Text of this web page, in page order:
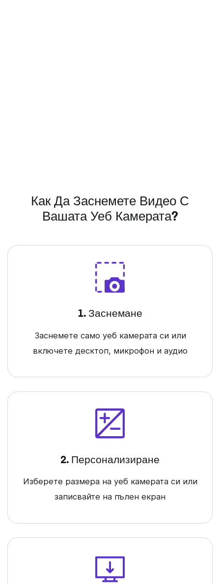
Как Да Заснемете Видео С
Вашата Уеб Камерата?
1. Заснемане
Заснемете само уеб камерата си или
включете десктоп, микрофон и аудио
2. Персонализиране
Изберете размера на уеб камерата си или
записвайте на пълен екран